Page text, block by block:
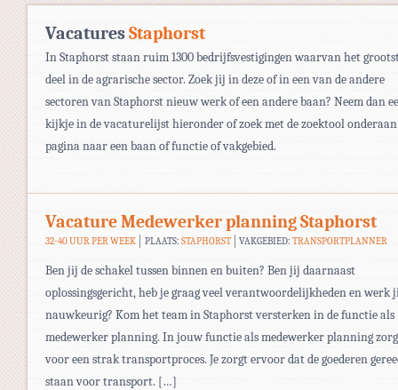
VacaturesStaphorst
In Staphorst staan ruim 1300 bedrijfsvestigingen waarvan het
deel in de agrarische sector. Zoek jij in deze of in een van de andere
sectoren van Staphorst nieuw werk of een andere baan? Neem dan
kijkje in de vacaturelijst hieronder of zoek met de zoektool onderaan
pagina naar een baan of functie of vakgebied.
Vacature Medewerker planning Staphorst
32-40 UUR PER WEEK PLAATS: STAPHORST VAKGEBIED:TRANSPORTPLANNER
Ben jij de schakel tussen binnen en buiten? Ben jij daarnaast
oplossingsgericht, heb je graag veel verantwoordelijkheden en werk
nauwkeurig? Kom het team in Staphorst versterken in de functie als
medewerker planning. In jouw functie als medewerker planning
voor een strak transportproces. Je zorgt ervoor dat de goederen
staan voor transport. […]